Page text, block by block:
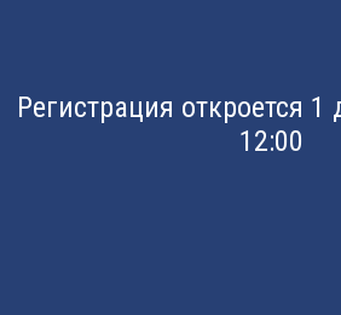
Регистрация откроется 1
12:00